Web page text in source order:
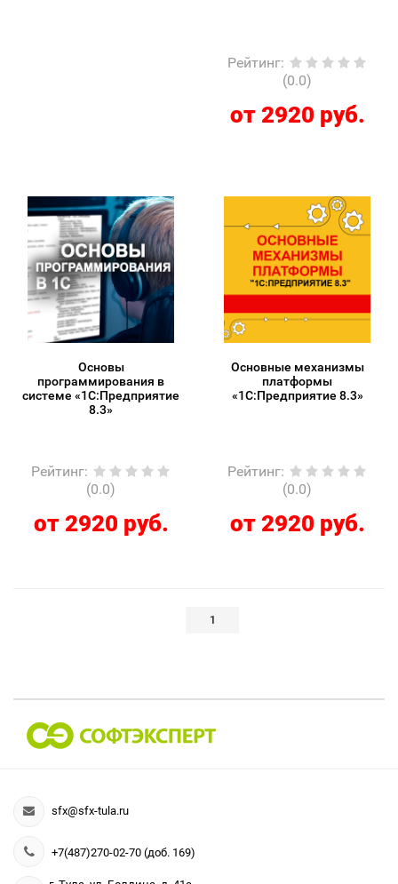
Рейтинг:
(0.0)
от 2920 руб.
Основы
программирования в
системе «1C:Предприятие
8.3»
Рейтинг:
(0.0)
от 2920 руб.
Основные механизмы
платформы
«1С:Предприятие 8.3»
Рейтинг:
(0.0)
от 2920 руб.
1
sfx@sfx-tula.ru
+7(487)270-02-70 (доб. 169)